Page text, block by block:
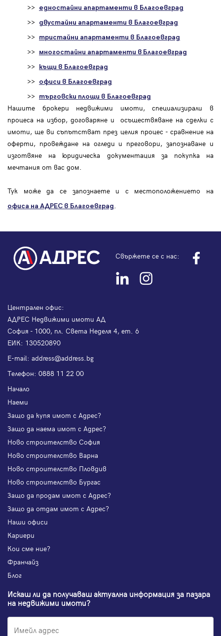
>> едностайни апартаменти в Благоевград
>> двустайни апартаменти в Благоевград
>> тристайни апартаменти в Благоевград
>> многостайни апартаменти в Благоевград
>> къщи в Благоевград
>> офиси в Благоевград
>> търговски площи в Благоевград
Нашите брокери недвижими имоти, специализирали в
процеса на избор, договаряне и осъществяване на сделки с
имоти, ще ви съпътстват през целия процес - сравнение на
оферти, провеждане на огледи и преговори, запознаване и
изготвяне на юридическа документация за покупка на
мечтания от вас дом.
Тук може да се запознаете и с местоположението на
офиса на АДРЕС в Благоевград
Свържете се с нас:
Централен офис:
АДРЕС Недвижими имоти АД
София - 1000, пл. Света Неделя 4, ет. 6
ЕИК: 130520890
Е-mail: address@address.bg
Телефон: 0888 11 22 00
Начало
Наеми
Защо да купя имот с Адрес?
Защо да наема имот с Адрес?
Ново строителство София
Ново строителство Варна
Ново строителство Пловдив
Ново строителство Бургас
Защо да продам имот с Адрес?
Защо да отдам имот с Адрес?
Наши офиси
Кариери
Кои сме ние?
Франчайз
Блог
Искаш ли да получаваш актуална информация за пазара
на недвижими имоти?